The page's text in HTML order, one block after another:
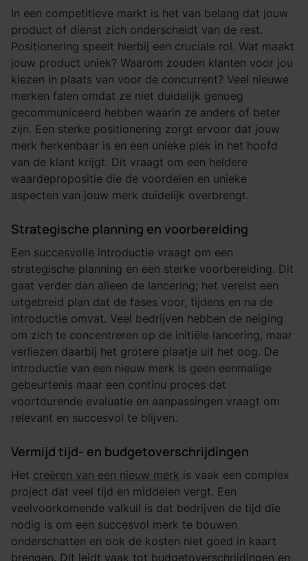
In een competitieve markt is het van belang dat jouw
product of dienst zich onderscheidt van de rest.
Positionering speelt hierbij een cruciale rol. Wat maakt
jouw product uniek? Waarom zouden klanten voor jou
kiezen in plaats van voor de concurrent? Veel nieuwe
merken falen omdat ze niet duidelijk genoeg
gecommuniceerd hebben waarin ze anders of beter
zijn. Een sterke positionering zorgt ervoor dat jouw
merk herkenbaar is en een unieke plek in het hoofd
van de klant krijgt. Dit vraagt om een heldere
waardepropositie die de voordelen en unieke
aspecten van jouw merk duidelijk overbrengt.
Strategische planning en voorbereiding
Een succesvolle introductie vraagt om een
strategische planning en een sterke voorbereiding. Dit
gaat verder dan alleen de lancering; het vereist een
uitgebreid plan dat de fases voor, tijdens en na de
introductie omvat. Veel bedrijven hebben de neiging
om zich te concentreren op de initiële lancering, maar
verliezen daarbij het grotere plaatje uit het oog. De
introductie van een nieuw merk is geen eenmalige
gebeurtenis maar een continu proces dat
voortdurende evaluatie en aanpassingen vraagt om
relevant en succesvol te blijven.
Vermijd tijd- en budgetoverschrijdingen
Het creëren van een nieuw merk is vaak een complex
project dat veel tijd en middelen vergt. Een
veelvoorkomende valkuil is dat bedrijven de tijd die
nodig is om een succesvol merk te bouwen
onderschatten en ook de kosten niet goed in kaart
brengen. Dit leidt vaak tot budgetoverschrijdingen en